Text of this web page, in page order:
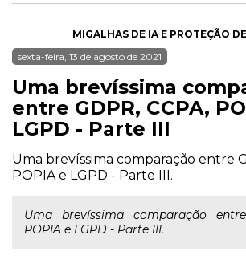
MIGALHAS DE IA E PROTEÇÃO
sexta-feira, 13 de agosto de 2021
Uma brevíssima
entre GDPR, CCPA,
LGPD - Parte III
Uma brevíssima comparação entre
POPIA e LGPD - Parte III.
Uma brevíssima comparação entre
POPIA e LGPD - Parte III.